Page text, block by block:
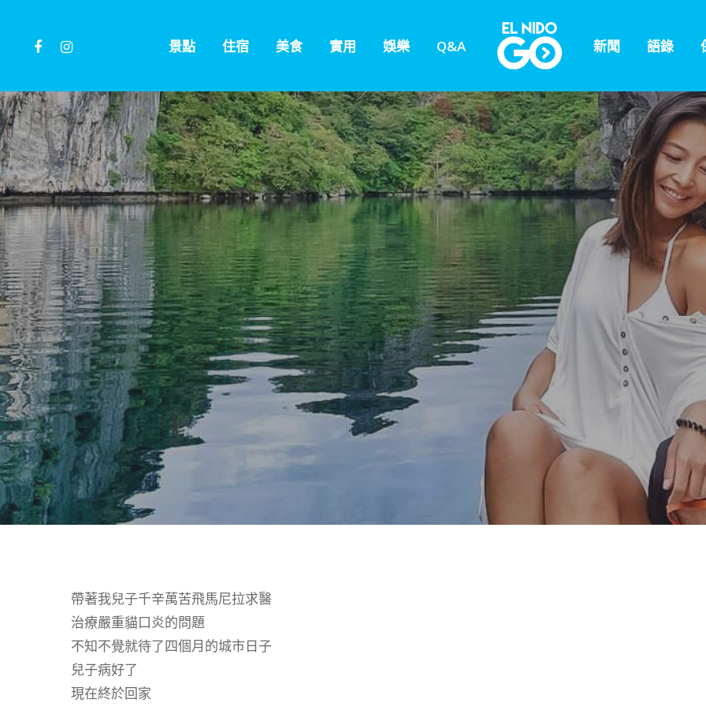
Hit enter to search or ESC to close
景點 住宿 美食 實用 娛樂 Q&A 新聞 語錄
facebookinstagram
帶著我兒子千辛萬苦飛馬尼拉求醫
治療嚴重貓口炎的問題
不知不覺就待了四個月的城市日子
兒子病好了
現在終於回家